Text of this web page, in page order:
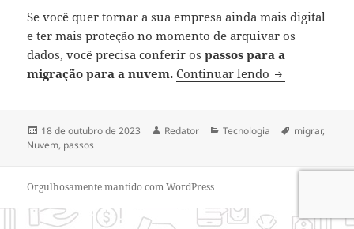
Se você quer tornar a sua empresa ainda mais digital
e ter mais proteção no momento de arquivar os
dados, você precisa conferir ospassos para a
migração para a nuvem. Continuar lendo Passos para
Publicado
em
18 de outubro de 2023 Autor
Redator Categorias
Tecnologia Tags
migrar,
Nuvem, passos
Orgulhosamente mantido com WordPress